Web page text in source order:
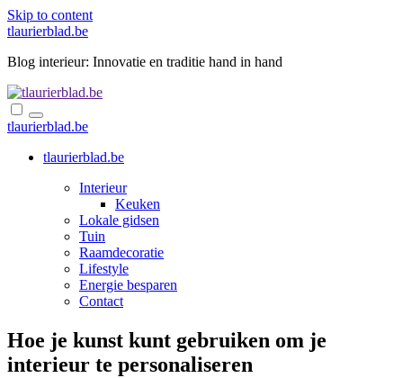
Skip to content
tlaurierblad.be
Blog interieur: Innovatie en traditie hand in hand
tlaurierblad.be
tlaurierblad.be
Interieur
Keuken
Lokale gidsen
Tuin
Raamdecoratie
Lifestyle
Energie besparen
Contact
Hoe je kunst kunt gebruiken om je
interieur te personaliseren